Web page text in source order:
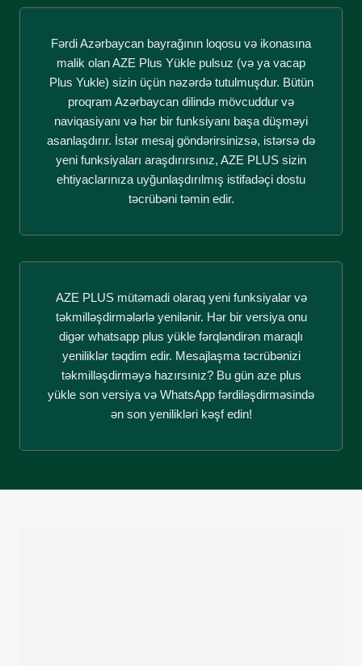
Fərdi Azərbaycan bayrağının loqosu və ikonasına
malik olan AZE Plus Yükle pulsuz (və ya vacap
Plus Yukle) sizin üçün nəzərdə tutulmuşdur. Bütün
proqram Azərbaycan dilində mövcuddur və
naviqasiyanı və hər bir funksiyanı başa düşməyi
asanlaşdırır. İstər mesaj göndərirsinizsə, istərsə də
yeni funksiyaları araşdırırsınız, AZE PLUS sizin
ehtiyaclarınıza uyğunlaşdırılmış istifadəçi dostu
təcrübəni təmin edir.
AZE PLUS mütəmadi olaraq yeni funksiyalar və
təkmilləşdirmələrlə yenilənir. Hər bir versiya onu
digər whatsapp plus yükle fərqləndirən maraqlı
yeniliklər təqdim edir. Mesajlaşma təcrübənizi
təkmilləşdirməyə hazırsınız? Bu gün aze plus
yükle son versiya və WhatsApp fərdiləşdirməsində
ən son yenilikləri kəşf edin!